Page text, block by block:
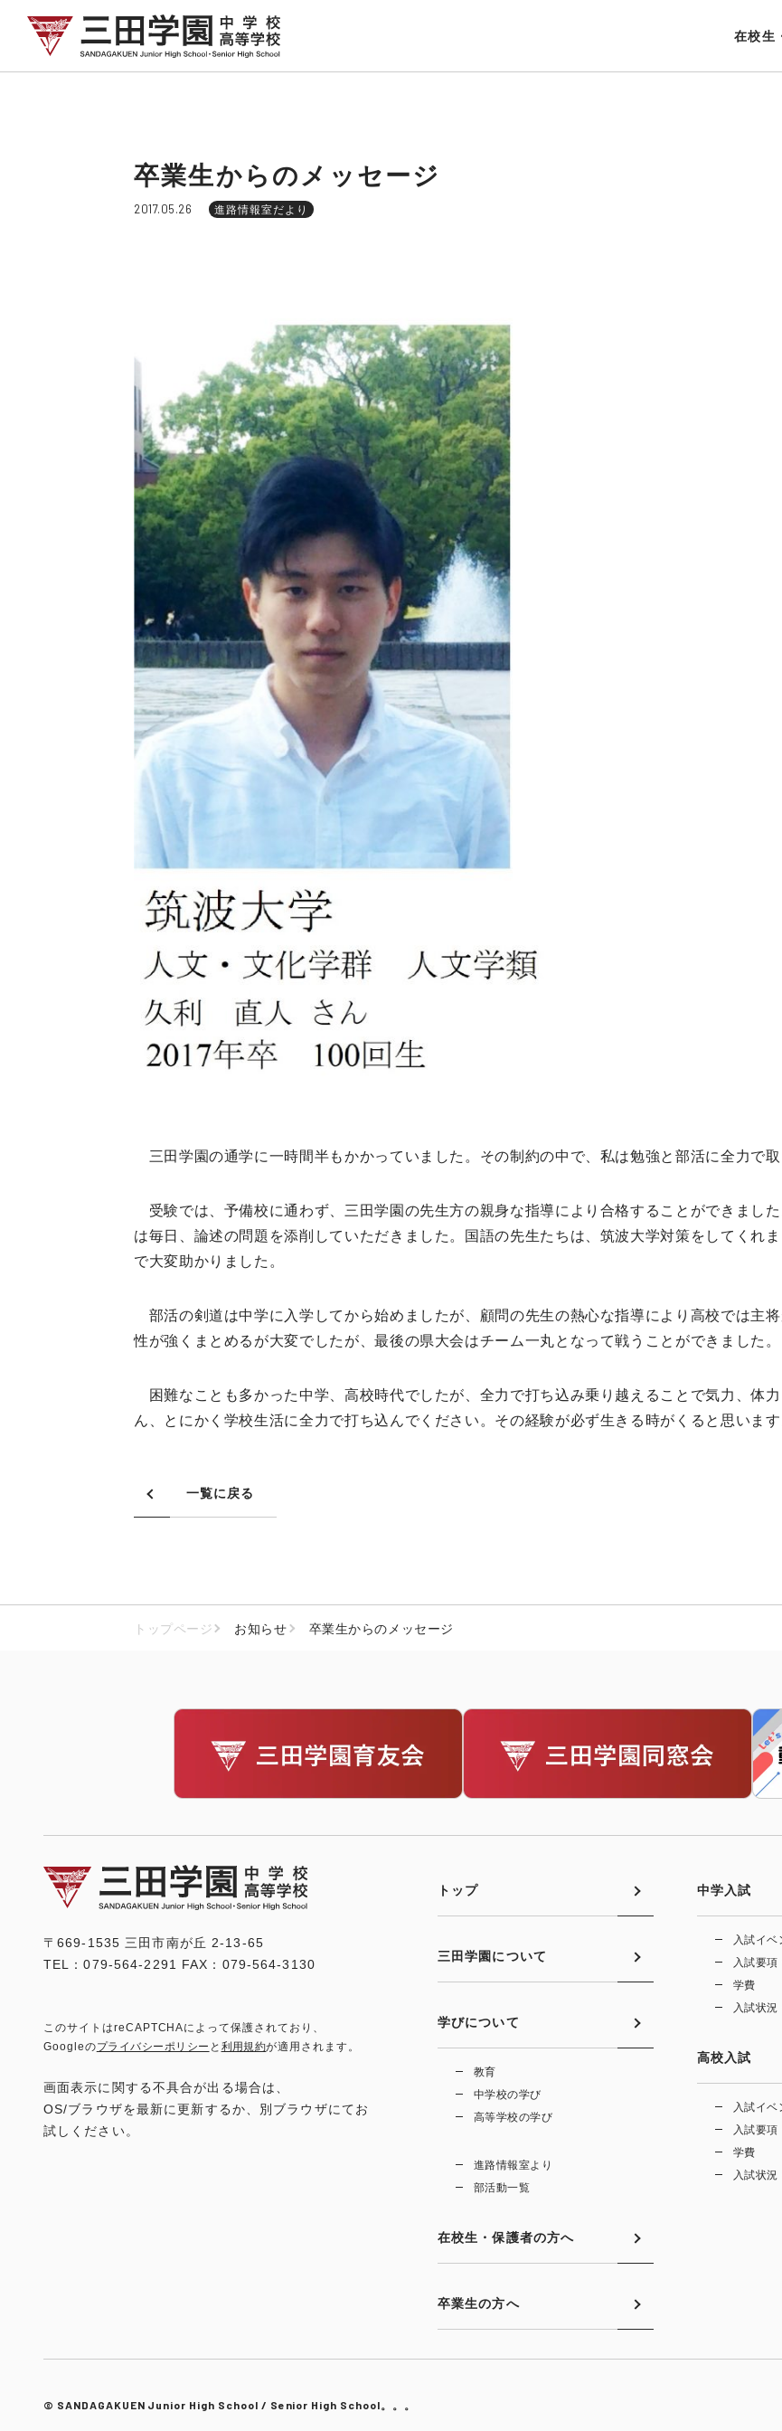
在校生
卒業生からのメッセージ
2017.05.26 進路情報室だより
三田学園の通学に一時間半もかかっていました。その制約の中で、私は勉強と部活に全力で取
受験では、予備校に通わず、三田学園の先生方の親身な指導により合格することができまし
は毎日、論述の問題を添削していただきました。国語の先生たちは、筑波大学対策をしてくれ
で大変助かりました。
部活の剣道は中学に入学してから始めましたが、顧問の先生の熱心な指導により高校では主
性が強くまとめるが大変でしたが、最後の県大会はチーム一丸となって戦うことができました。
困難なことも多かった中学、高校時代でしたが、全力で打ち込み乗り越えることで気力、体
ん、とにかく学校生活に全力で打ち込んでください。その経験が必ず生きる時がくると思います
一覧に戻る
トップページ お知らせ 卒業生からのメッセージ
〒669-1535 三田市南が丘 2-13-65
TEL：079-564-2291 FAX：079-564-3130
このサイトはreCAPTCHAによって保護されており、
Googleのプライバシーポリシー と 利用規約が適用されます。
画面表示に関する不具合が出る場合は、
OS/ブラウザを最新に更新するか、別ブラウザにてお
試しください。
トップ
三田学園について
学びについて
教育
中学校の学び
高等学校の学び
進路情報室より
部活動一覧
在校生・保護者の方へ
卒業生の方へ
中学入試
入試イベ
入試要項
学費
入試状況
高校入試
入試イベ
入試要項
学費
入試状況
© SANDAGAKUEN Junior High School / Senior High School。。。